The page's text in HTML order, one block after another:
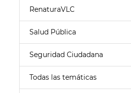
RenaturaVLC
Salud Pública
Seguridad Ciudadana
Todas las temáticas